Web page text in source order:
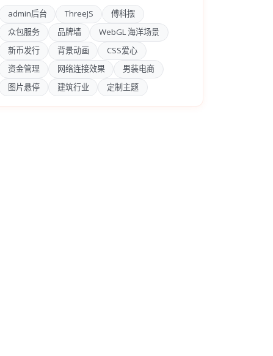
admin后台 ThreeJS
傅科摆
众包服务
品牌墙
WebGL 海洋场景
新币发行
背景动画
CSS爱心
资金管理
网络连接效果
男装电商
图片悬停
建筑行业 定制主题